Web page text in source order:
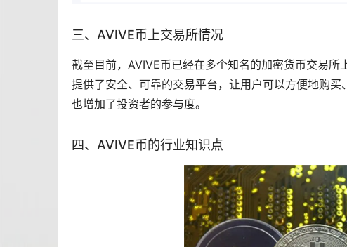
三、AVIVE币上交易所情况
截至目前，AVIVE币已经在多个知名的加密货币交易
提供了安全、可靠的交易平台，让用户可以方便地购
也增加了投资者的参与度。
四、AVIVE币的行业知识点